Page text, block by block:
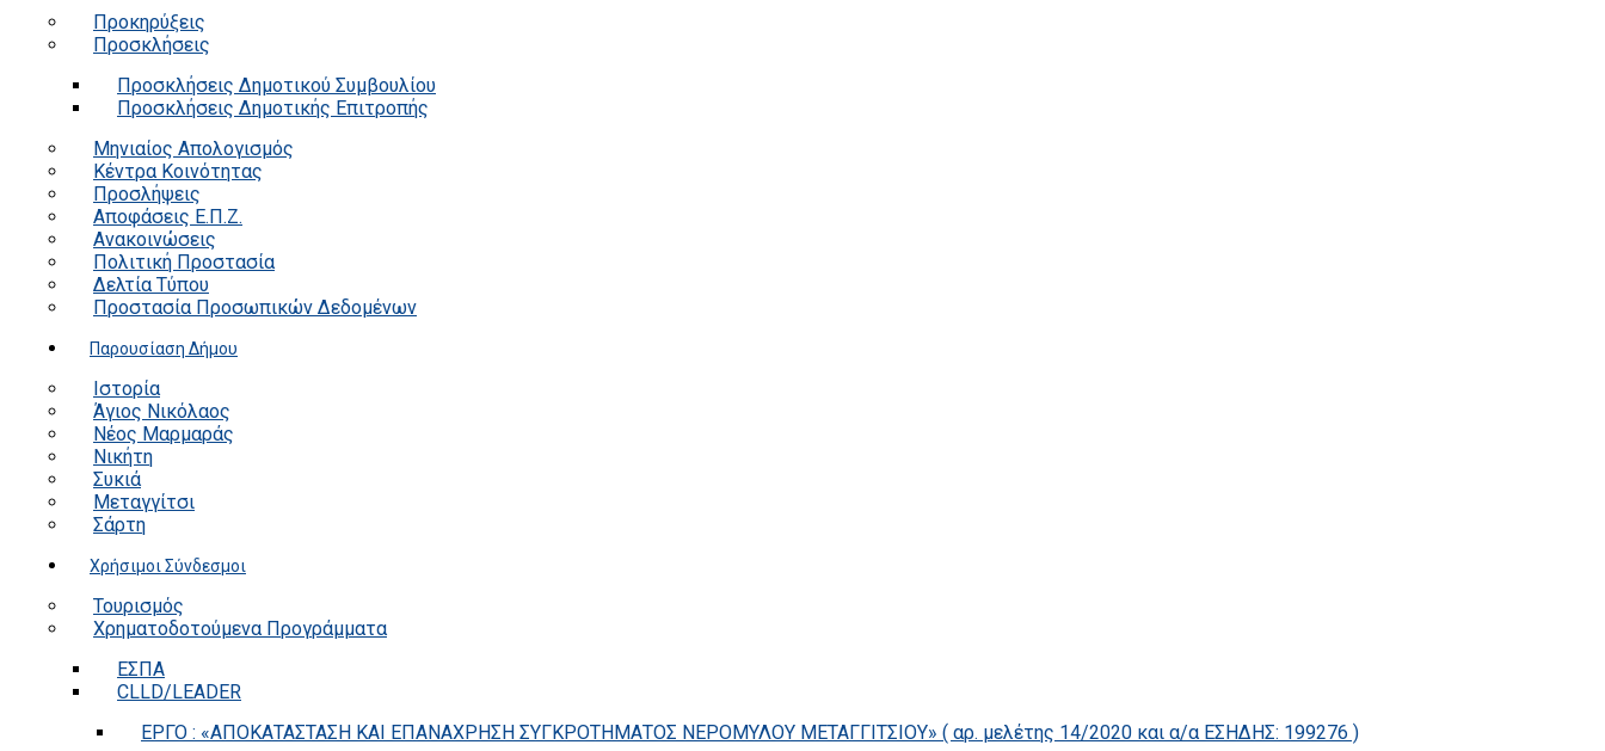
Προκηρύξεις
Προσκλήσεις
Προσκλήσεις Δημοτικού Συμβουλίου
Προσκλήσεις Δημοτικής Επιτροπής
Μηνιαίος Απολογισμός
Κέντρα Κοινότητας
Προσλήψεις
Αποφάσεις Ε.Π.Ζ.
Ανακοινώσεις
Πολιτική Προστασία
Δελτία Τύπου
Προστασία Προσωπικών Δεδομένων
Παρουσίαση Δήμου
Ιστορία
Άγιος Νικόλαος
Νέος Μαρμαράς
Νικήτη
Συκιά
Μεταγγίτσι
Σάρτη
Χρήσιμοι Σύνδεσμοι
Τουρισμός
Χρηματοδοτούμενα Προγράμματα
ΕΣΠΑ
CLLD/LEADER
ΕΡΓΟ : «ΑΠΟΚΑΤΑΣΤΑΣΗ ΚΑΙ ΕΠΑΝΑΧΡΗΣΗ ΣΥΓΚΡΟΤΗΜΑΤΟΣ ΝΕΡΟΜΥΛΟΥ ΜΕΤΑΓΓΙΤΣΙΟΥ» ( αρ. μελέτης 14/2020 και α/α ΕΣΗΔΗΣ: 199276 )